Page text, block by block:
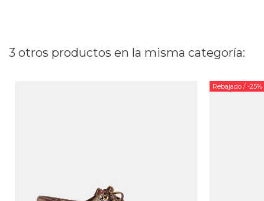
3 otros productos en la misma categoría:
Rebajado / -25%